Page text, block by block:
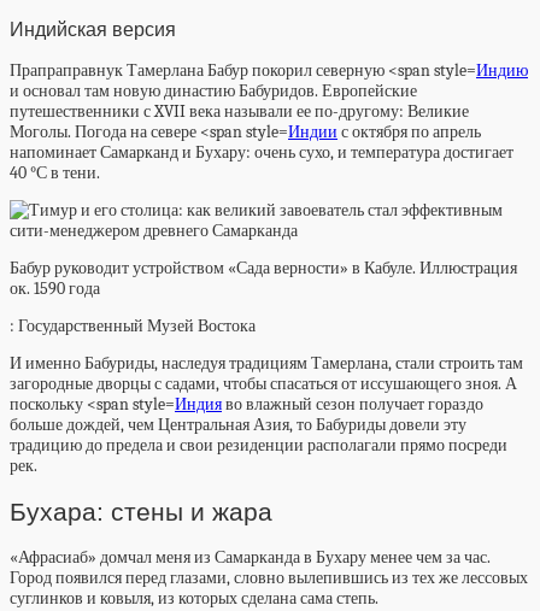
Индийская версия
Прапраправнук Тамерлана Бабур покорил северную <span style=Индию
и основал там новую династию Бабуридов. Европейские
путешественники с XVII века называли ее по-другому: Великие
Моголы. Погода на севере <span style=Индии с октября по апрель
напоминает Самарканд и Бухару: очень сухо, и температура достигает
40 °С в тени.
Бабур руководит устройством «Сада верности» в Кабуле. Иллюстрация
ок. 1590 года
: Государственный Музей Востока
И именно Бабуриды, наследуя традициям Тамерлана, стали строить там
загородные дворцы с садами, чтобы спасаться от иссушающего зноя. А
поскольку <span style=Индияво влажный сезон получает гораздо
больше дождей, чем Центральная Азия, то Бабуриды довели эту
традицию до предела и свои резиденции располагали прямо посреди
рек.
Бухара: стены и жара
«Афрасиаб» домчал меня из Самарканда в Бухару менее чем за час.
Город появился перед глазами, словно вылепившись из тех же лессовых
суглинков и ковыля, из которых сделана сама степь.